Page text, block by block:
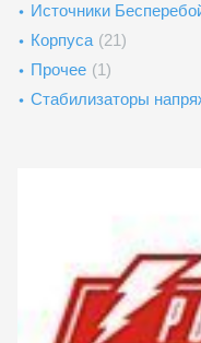
Источники
Корпуса (21)
Прочее (1)
Стабилизаторы